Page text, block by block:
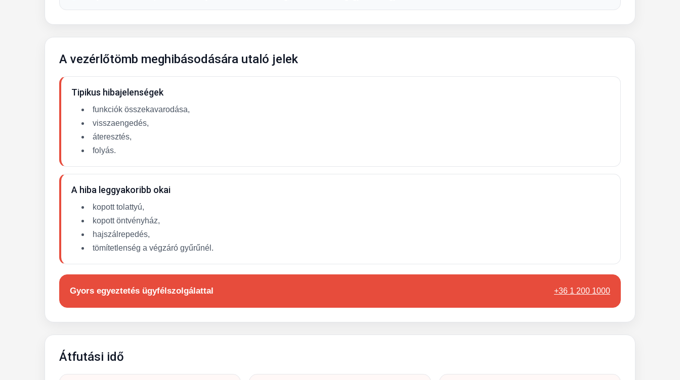
A vezérlőtömb meghibásodására utaló jelek
Tipikus hibajelenségek
funkciók összekavarodása,
visszaengedés,
áteresztés,
folyás.
A hiba leggyakoribb okai
kopott tolattyú,
kopott öntvényház,
hajszálrepedés,
tömítetlenség a végzáró gyűrűnél.
Gyors egyeztetés ügyfélszolgálattal +36 1 200 1000
Átfutási idő